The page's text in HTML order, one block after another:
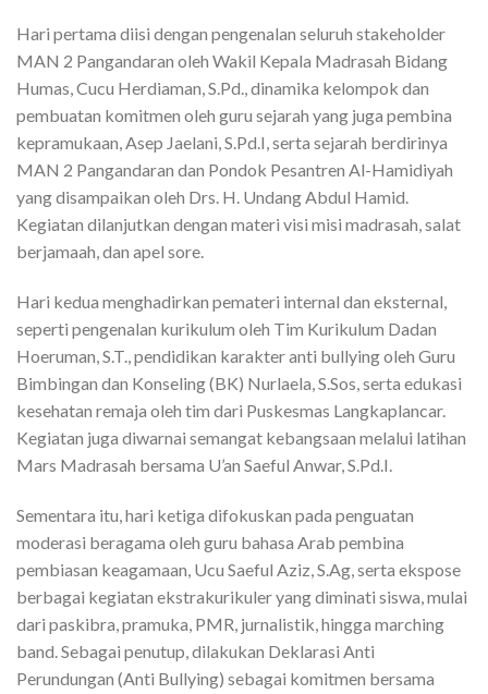
Hari pertama diisi dengan pengenalan seluruh stakeholder
MAN 2 Pangandaran oleh Wakil Kepala Madrasah Bidang
Humas, Cucu Herdiaman, S.Pd., dinamika kelompok dan
pembuatan komitmen oleh guru sejarah yang juga pembina
kepramukaan, Asep Jaelani, S.Pd.I, serta sejarah berdirinya
MAN 2 Pangandaran dan Pondok Pesantren Al-Hamidiyah
yang disampaikan oleh Drs. H. Undang Abdul Hamid.
Kegiatan dilanjutkan dengan materi visi misi madrasah, salat
berjamaah, dan apel sore.
Hari kedua menghadirkan pemateri internal dan eksternal,
seperti pengenalan kurikulum oleh Tim Kurikulum Dadan
Hoeruman, S.T., pendidikan karakter anti bullying oleh Guru
Bimbingan dan Konseling (BK) Nurlaela, S.Sos, serta edukasi
kesehatan remaja oleh tim dari Puskesmas Langkaplancar.
Kegiatan juga diwarnai semangat kebangsaan melalui latihan
Mars Madrasah bersama U’an Saeful Anwar, S.Pd.I.
Sementara itu, hari ketiga difokuskan pada penguatan
moderasi beragama oleh guru bahasa Arab pembina
pembiasan keagamaan, Ucu Saeful Aziz, S.Ag, serta ekspose
berbagai kegiatan ekstrakurikuler yang diminati siswa, mulai
dari paskibra, pramuka, PMR, jurnalistik, hingga marching
band. Sebagai penutup, dilakukan Deklarasi Anti
Perundungan (Anti Bullying) sebagai komitmen bersama